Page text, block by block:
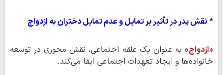
* نقش پدر در تأثیر بر تمایل و عدم تمایل دختران به ازدواج
«ازدواج» به عنوان یک علقه اجتماعی، نقش محوری در توسعه
خانواده‌ها و ایجاد تعهدات اجتماعی ایفا می‌کند.